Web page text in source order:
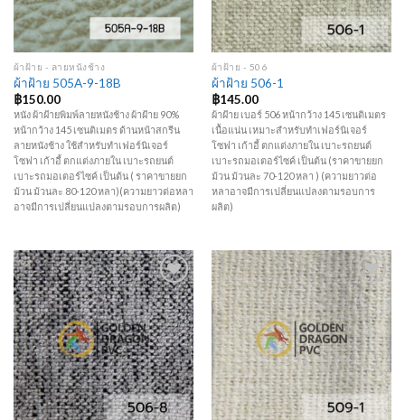
ผ้าฝ้าย - ลายหนังช้าง
ผ้าฝ้าย 505A-9-18B
฿150.00
หนัง ผ้าฝ้ายพิมพ์ลายหนังช้าง ผ้าฝ้าย 90%
หน้ากว้าง 145 เซนติเมตร ด้านหน้าสกรีน
ลายหนังช้าง ใช้สำหรับทำเฟอร์นิเจอร์
โซฟา เก้าอี้ ตกแต่งภายใน เบาะรถยนต์
เบาะรถมอเตอร์ไซค์ เป็นต้น ( ราคาขายยก
ม้วน ม้วนละ 80-120 หลา)(ความยาวต่อหลา
อาจมีการเปลี่ยนแปลงตามรอบการผลิต)
ผ้าฝ้าย - 506
ผ้าฝ้าย 506-1
฿145.00
ผ้าฝ้าย เบอร์ 506 หน้ากว้าง 145 เซนติเมตร
เนื้อแน่น เหมาะสำหรับทำเฟอร์นิเจอร์
โซฟา เก้าอี้ ตกแต่งภายใน เบาะรถยนต์
เบาะรถมอเตอร์ไซค์ เป็นต้น (ราคาขายยก
ม้วน ม้วนละ 70-120 หลา ) (ความยาวต่อ
หลาอาจมีการเปลี่ยนแปลงตามรอบการ
ผลิต)
Add to
Wishlist
Add to
Wishlist